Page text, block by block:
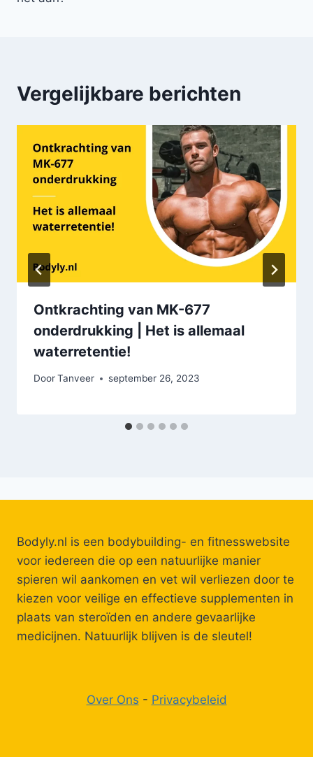
Vergelijkbare berichten
Ontkrachting van MK-677
onderdrukking | Het is allemaal
waterretentie!
DoorTanveer september 26, 2023
Bodyly.nl is een bodybuilding- en fitnesswebsite
voor iedereen die op een natuurlijke manier
spieren wil aankomen en vet wil verliezen door te
kiezen voor veilige en effectieve supplementen in
plaats van steroïden en andere gevaarlijke
medicijnen. Natuurlijk blijven is de sleutel!
Over Ons - Privacybeleid